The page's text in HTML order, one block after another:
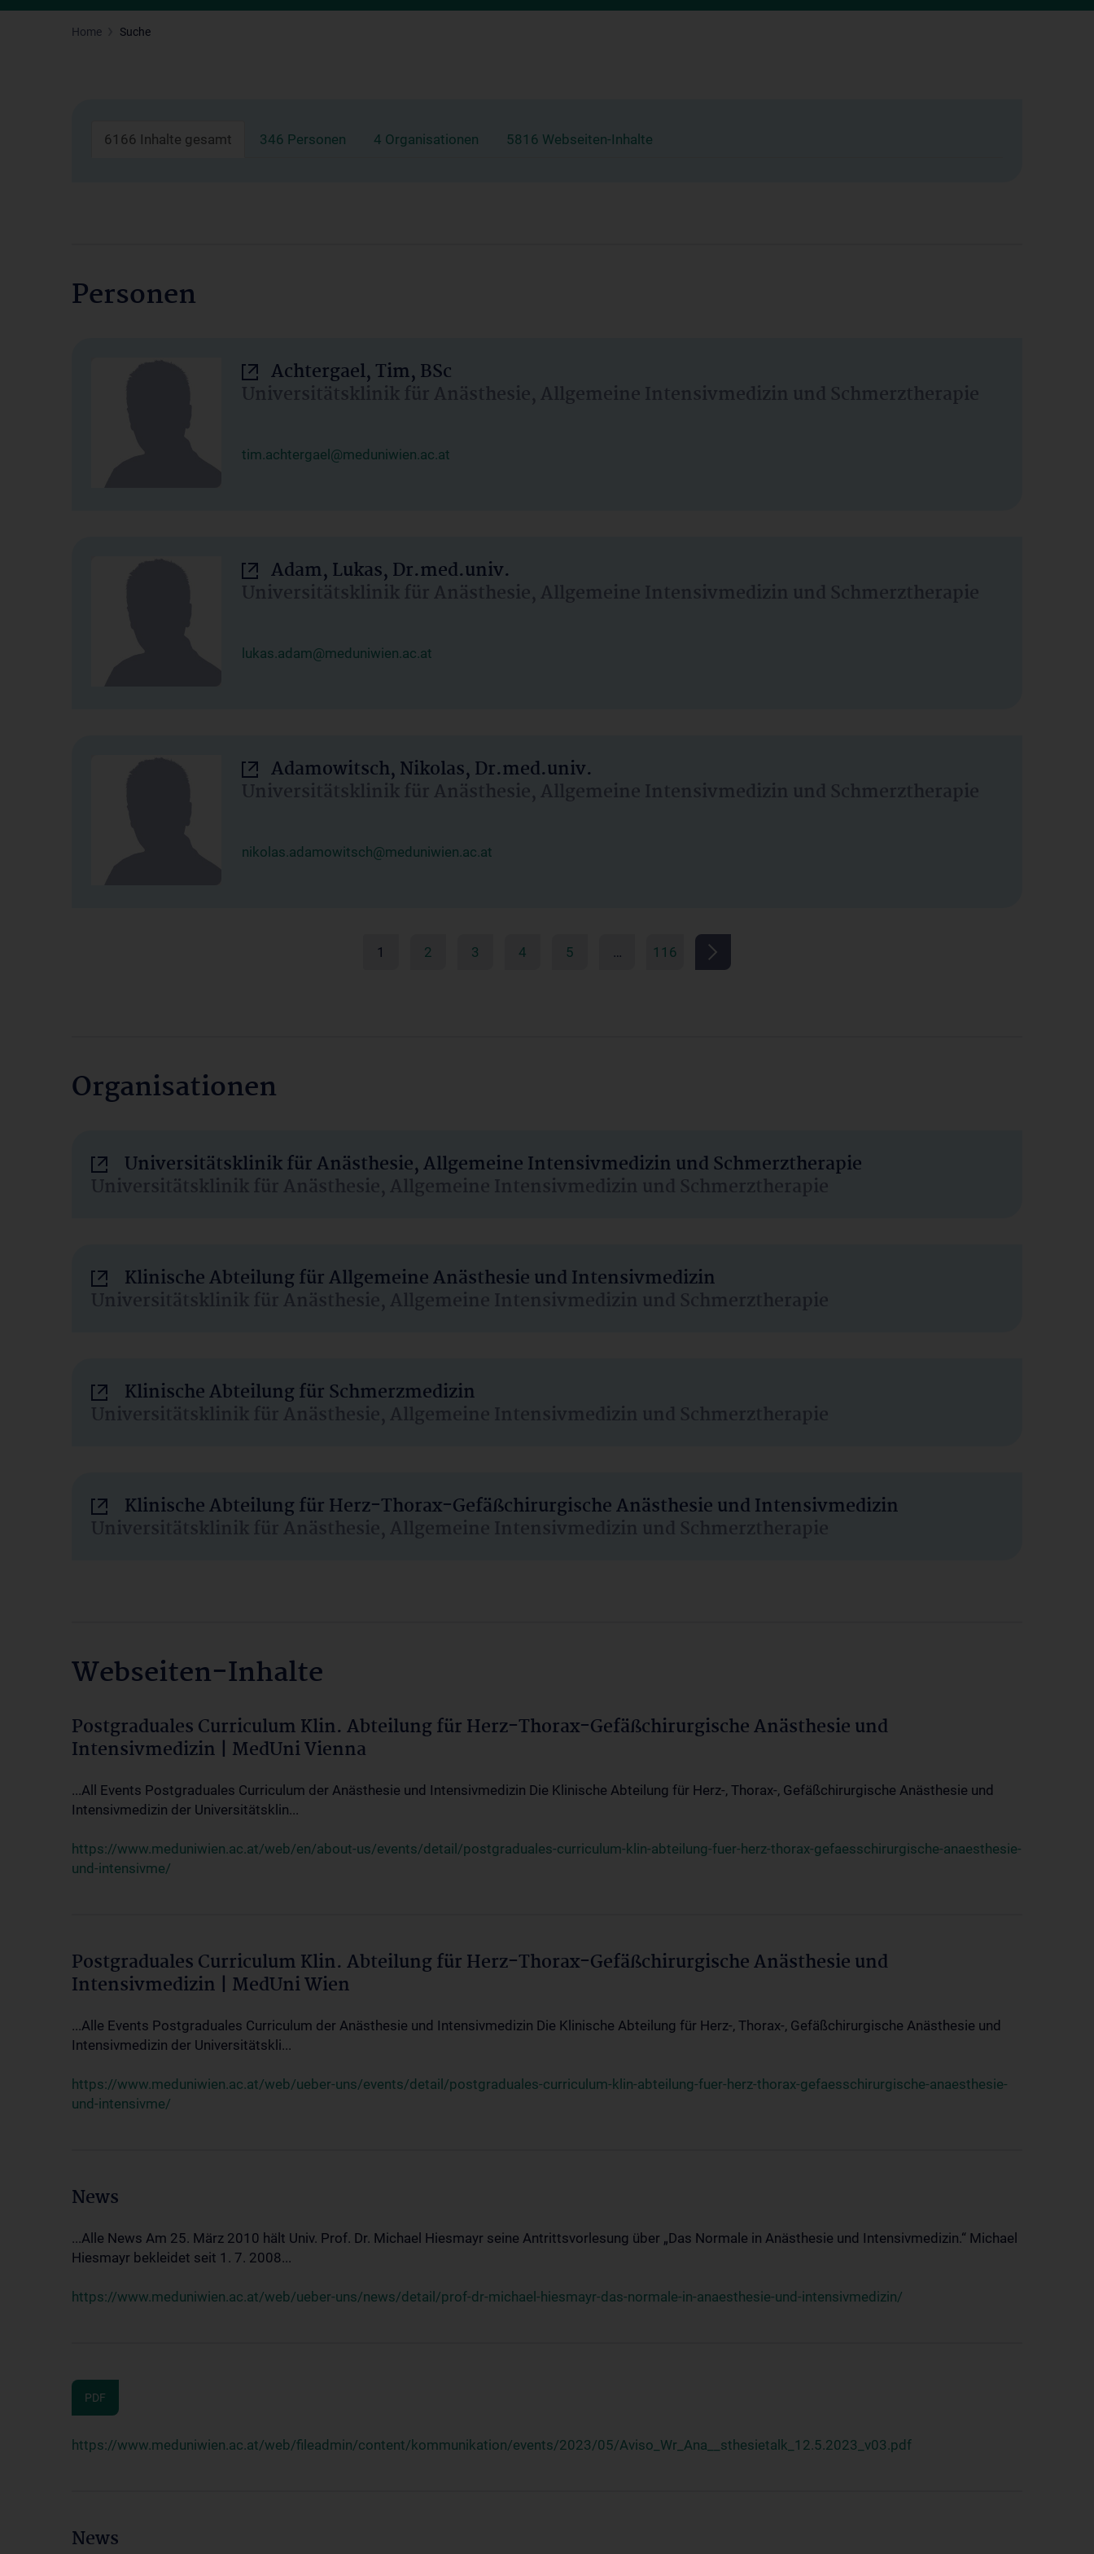
Home Suche
6166 Inhalte gesamt 346 Personen 4 Organisationen 5816 Webseiten-Inhalte
Personen
Achtergael, Tim, BSc
Universitätsklinik für Anästhesie, Allgemeine Intensivmedizin und Schmerztherapie
tim.achtergael@meduniwien.ac.at
Adam, Lukas, Dr.med.univ.
Universitätsklinik für Anästhesie, Allgemeine Intensivmedizin und Schmerztherapie
lukas.adam@meduniwien.ac.at
Adamowitsch, Nikolas, Dr.med.univ.
Universitätsklinik für Anästhesie, Allgemeine Intensivmedizin und Schmerztherapie
nikolas.adamowitsch@meduniwien.ac.at
1 2 3 4 5 … 116
Organisationen
Universitätsklinik für Anästhesie, Allgemeine Intensivmedizin und Schmerztherapie
Universitätsklinik für Anästhesie, Allgemeine Intensivmedizin und Schmerztherapie
Klinische Abteilung für Allgemeine Anästhesie und Intensivmedizin
Universitätsklinik für Anästhesie, Allgemeine Intensivmedizin und Schmerztherapie
Klinische Abteilung für Schmerzmedizin
Universitätsklinik für Anästhesie, Allgemeine Intensivmedizin und Schmerztherapie
Klinische Abteilung für Herz-Thorax-Gefäßchirurgische Anästhesie und Intensivmedizin
Universitätsklinik für Anästhesie, Allgemeine Intensivmedizin und Schmerztherapie
Webseiten-Inhalte
Postgraduales Curriculum Klin. Abteilung für Herz-Thorax-Gefäßchirurgische Anästhesie und
Intensivmedizin | MedUni Vienna
...All Events Postgraduales Curriculum der Anästhesie und Intensivmedizin Die Klinische Abteilung für Herz-, Thorax-, Gefäßchirurgische Anästhesie und
Intensivmedizin der Universitätsklin...
https://www.meduniwien.ac.at/web/en/about-us/events/detail/postgraduales-curriculum-klin-abteilung-fuer-herz-thorax-gefaesschirurgische-anaesthesie-
und-intensivme/
Postgraduales Curriculum Klin. Abteilung für Herz-Thorax-Gefäßchirurgische Anästhesie und
Intensivmedizin | MedUni Wien
...Alle Events Postgraduales Curriculum der Anästhesie und Intensivmedizin Die Klinische Abteilung für Herz-, Thorax-, Gefäßchirurgische Anästhesie und
Intensivmedizin der Universitätskli...
https://www.meduniwien.ac.at/web/ueber-uns/events/detail/postgraduales-curriculum-klin-abteilung-fuer-herz-thorax-gefaesschirurgische-anaesthesie-
und-intensivme/
News
...Alle News Am 25. März 2010 hält Univ. Prof. Dr. Michael Hiesmayr seine Antrittsvorlesung über „Das Normale in Anästhesie und Intensivmedizin.“ Michael
Hiesmayr bekleidet seit 1. 7. 2008...
https://www.meduniwien.ac.at/web/ueber-uns/news/detail/prof-dr-michael-hiesmayr-das-normale-in-anaesthesie-und-intensivmedizin/
PDF
https://www.meduniwien.ac.at/web/fileadmin/content/kommunikation/events/2023/05/Aviso_Wr_Ana__sthesietalk_12.5.2023_v03.pdf
News